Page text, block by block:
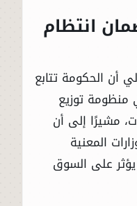
انتظام
أن الحكومة تتابع
توزيع
مشيرًا إلى أن
المعنية
على السوق